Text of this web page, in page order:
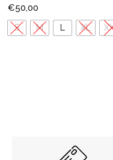
€50,00
S M XL